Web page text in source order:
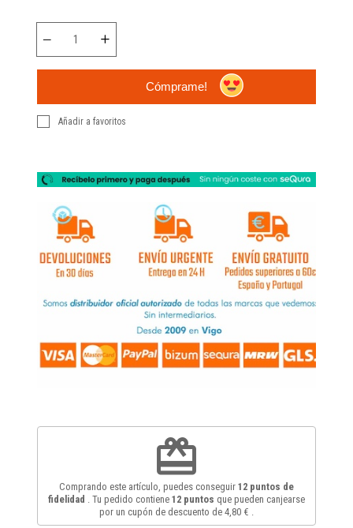
Cómprame!
Añadir a favoritos
redeem
Comprando este artículo, puedes conseguir 12 puntos de
fidelidad
. Tu pedido contiene 12 puntos que pueden canjearse
por un cupón de descuento de 4,80 €